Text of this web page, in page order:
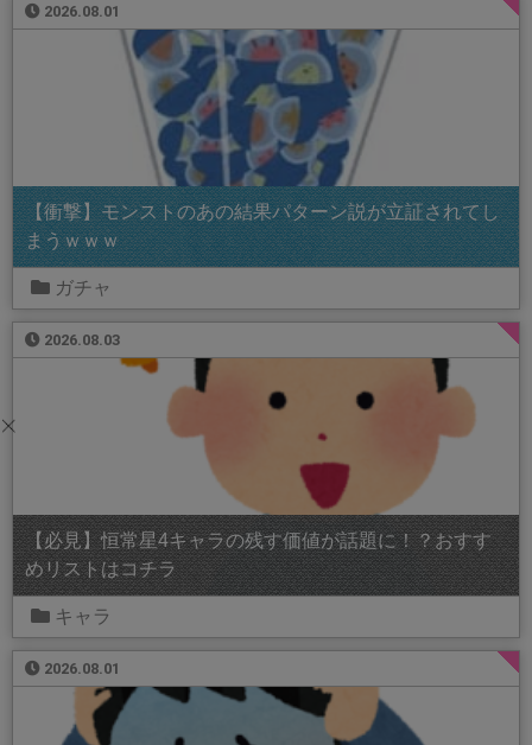
2026.08.01
【衝撃】モンストのあの結果パターン説が立証されてし
まうｗｗｗ
ガチャ
2026.08.03
【必見】恒常星4キャラの残す価値が話題に！？おすす
めリストはコチラ
キャラ
2026.08.01